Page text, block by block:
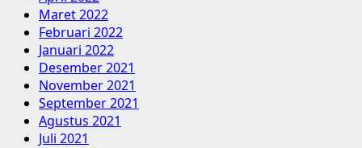
Maret 2022
Februari 2022
Januari 2022
Desember 2021
November 2021
September 2021
Agustus 2021
Juli 2021